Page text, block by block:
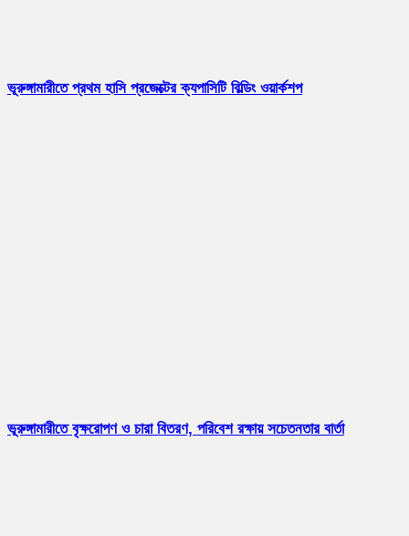
ভূরুঙ্গামারীতে প্রথম হাসি প্রজেক্টের ক্যপাসিটি বিল্ডিং ওয়ার্কশপ
ভূরুঙ্গামারীতে বৃক্ষরোপণ ও চারা বিতরণ, পরিবেশ রক্ষায় সচেতনতার বার্তা